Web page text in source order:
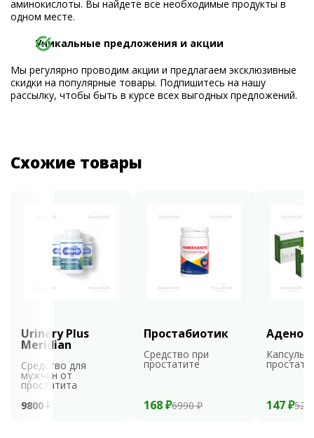
аминокислоты. Вы найдете все необходимые продукты в
одном месте.
Уникальные предложения и акции
Мы регулярно проводим акции и предлагаем эксклюзивные
скидки на популярные товары. Подпишитесь на нашу
рассылку, чтобы быть в курсе всех выгодных предложений.
Схожие товары
Urinary Plus
Meridian
Средство для
мужчин от
простатита
9800 ₽
Простабиотик
Средство при
простатите
168 ₽6990 ₽
Капсулы
147 ₽